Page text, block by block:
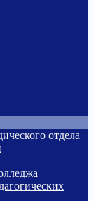
отдела